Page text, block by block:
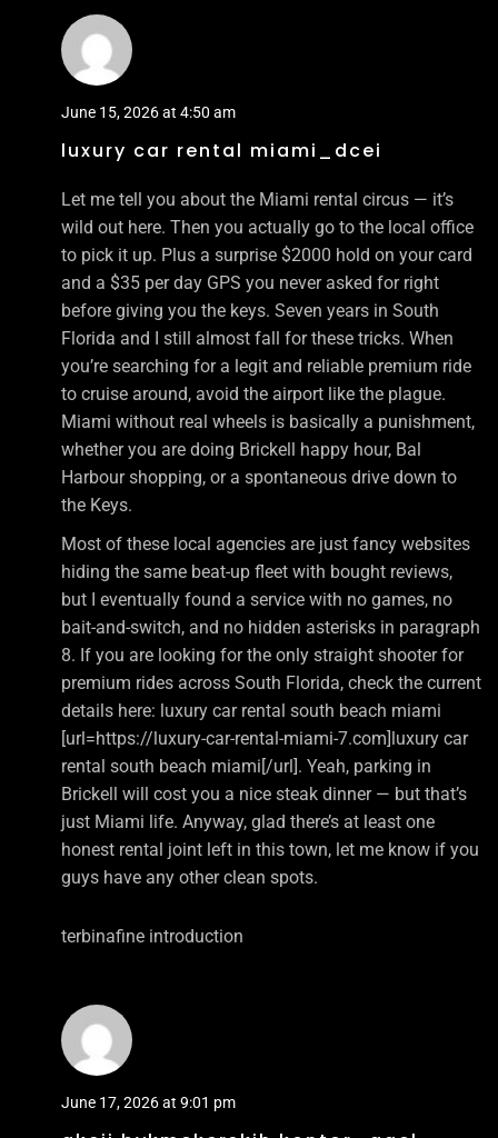
June 15, 2026 at 4:50 am
luxury car rental miami_dcei
Let me tell you about the Miami rental circus — it’s
wild out here. Then you actually go to the local office
to pick it up. Plus a surprise $2000 hold on your card
and a $35 per day GPS you never asked for right
before giving you the keys. Seven years in South
Florida and I still almost fall for these tricks. When
you’re searching for a legit and reliable premium ride
to cruise around, avoid the airport like the plague.
Miami without real wheels is basically a punishment,
whether you are doing Brickell happy hour, Bal
Harbour shopping, or a spontaneous drive down to
the Keys.
Most of these local agencies are just fancy websites
hiding the same beat-up fleet with bought reviews,
but I eventually found a service with no games, no
bait-and-switch, and no hidden asterisks in paragraph
8. If you are looking for the only straight shooter for
premium rides across South Florida, check the current
details here: luxury car rental south beach miami
[url=https://luxury-car-rental-miami-7.com]luxury car
rental south beach miami[/url]. Yeah, parking in
Brickell will cost you a nice steak dinner — but that’s
just Miami life. Anyway, glad there’s at least one
honest rental joint left in this town, let me know if you
guys have any other clean spots.
terbinafine introduction
June 17, 2026 at 9:01 pm